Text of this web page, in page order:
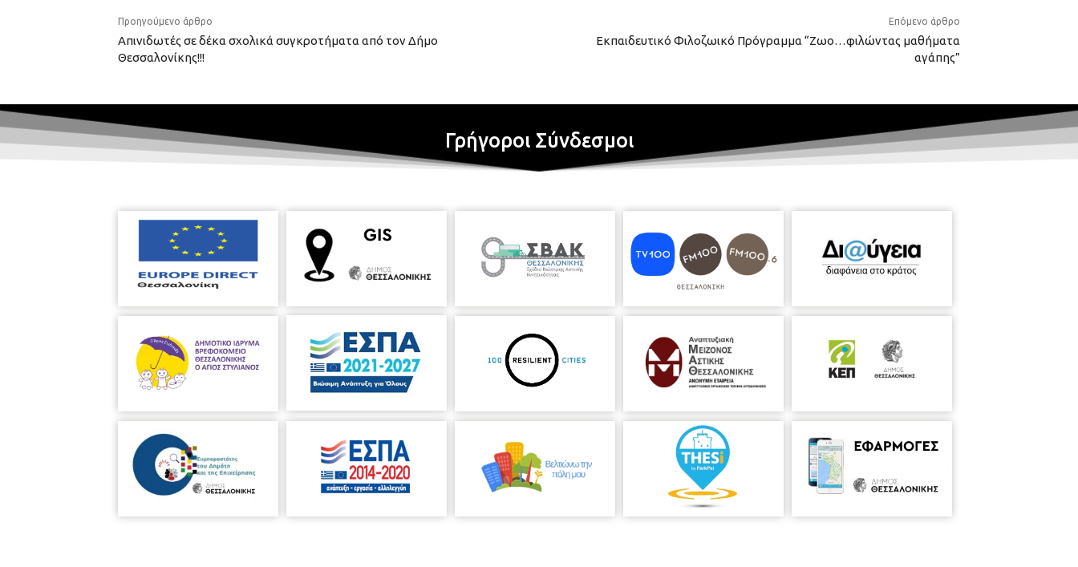
Προηγούμενο άρθρο
Απινιδωτές σε δέκα σχολικά συγκροτήματα από τον Δήμο
Θεσσαλονίκης!!!
Επόμενο άρθρο
Eκπαιδευτικό Φιλοζωικό Πρόγραμμα “Ζωο…φιλώντας μαθήματα
αγάπης”
Γρήγοροι Σύνδεσμοι